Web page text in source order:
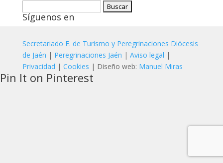
Síguenos en
Secretariado E. de Turismo y Peregrinaciones Diócesis
de Jaén | Peregrinaciones Jaén | Aviso legal |
Privacidad | Cookies | Diseño web: Manuel Miras
Pin It on Pinterest